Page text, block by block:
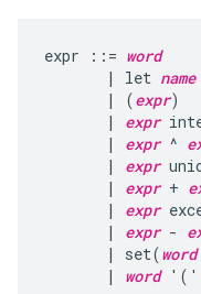
expr ::= word
       | let
name
       | (
expr)
       |
expr
       |
expr ^
       |
expr
       |
expr +
       |
expr
       |
expr -
       | set(
word
       |
word '('